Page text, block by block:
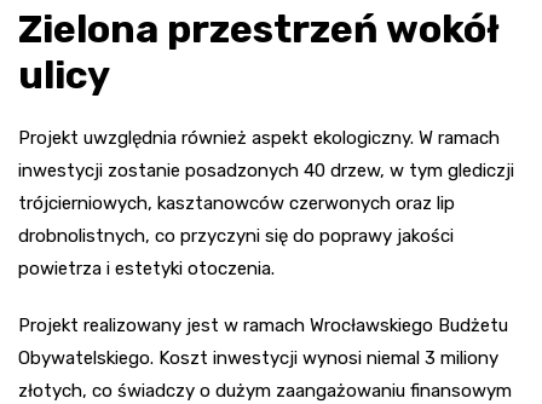
Zielona przestrzeń wokół
ulicy
Projekt uwzględnia również aspekt ekologiczny. W ramach
inwestycji zostanie posadzonych 40 drzew, w tym glediczji
trójcierniowych, kasztanowców czerwonych oraz lip
drobnolistnych, co przyczyni się do poprawy jakości
powietrza i estetyki otoczenia.
Projekt realizowany jest w ramach Wrocławskiego Budżetu
Obywatelskiego. Koszt inwestycji wynosi niemal 3 miliony
złotych, co świadczy o dużym zaangażowaniu finansowym